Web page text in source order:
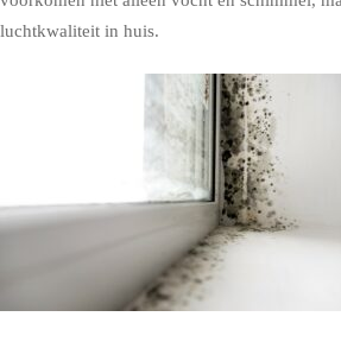
luchtkwaliteit in huis.